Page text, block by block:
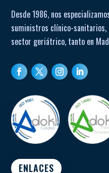
Facilidad de uso
Asiento con
usuario sin esfuerzo.
Barras
elevación.
reducidos.
Diseño manejable
profesionales.
Permite trasladar al
Desde 1986, nos
suministros clínico-sanitarios,
sector geriátrico, tanto en
ENLACES